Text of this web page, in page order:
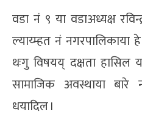
वडा नं ९ या वडाअध्यक्ष
ल्याय्म्हत नं नगरपालिकाया
थःगु विषयय् दक्षता हासिल
सामाजिक अवस्थाया
धयादिल ।